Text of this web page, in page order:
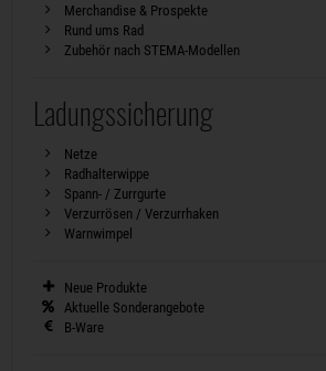
Merchandise & Prospekte
Rund ums Rad
Zubehör nach STEMA-Modellen
Ladungssicherung
Netze
Radhalterwippe
Spann- / Zurrgurte
Verzurrösen / Verzurrhaken
Warnwimpel
Neue Produkte
Aktuelle Sonderangebote
B-Ware